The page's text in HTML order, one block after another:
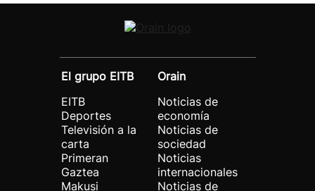
El grupo EITB
EITB
Deportes
Televisión a la
carta
Primeran
Gaztea
Makusi
Orain
Noticias de
economía
Noticias de
sociedad
Noticias
internacionales
Noticias de